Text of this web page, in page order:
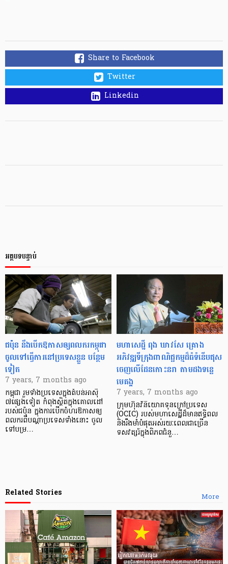
Share to Facebook
Twitter
Linkedin
អត្ថបទបន្ទាប់
ជប៉ុន នឹងបើកឱកាសឲ្យពលករកម្ពុជា
ចូលទៅធ្វើការនៅប្រទេសខ្លួន បន្ថែម
ទៀត
7 years, 7 months ago
កម្ពុជា រួមទាំងប្រទេសក្នុងតំបន់អាស៊ី
៧ផ្សេងទៀត កំពុងស្ថិតក្នុងគោលដៅ
របស់ជប៉ុន ក្នុងការបើកចំហរឱកាសឲ្យ
ពលករពីបណ្ដា​ប្រទេស​ទាំងនោះ ចូល
ទៅបម្រ…
មហាសេដ្ឋី ពុង ឃាវសែ គ្រោង​
អភិវឌ្ឍ​ទីក្រុង​ពាណិជ្ជកម្ម​ដ៏​ធំ​ទំនើប​ផុស​
ចេញ​លើ​ដែន​កោះនរា តាម​ដង​ទន្លេ​
មេគង្គ
7 years, 7 months ago
ក្រុមហ៊ុន​វិនិយោគ​ទុន​ក្រៅ​ប្រទេស
(OCIC) របស់​មហាសេដ្ឋី​ដ៏​មាន​ឥទ្ធិពល​
និង​រឹងមាំ​បំផុត​អស់​រយៈពេល​ជា​ច្រើន​
ទសវត្សរ៍​ក្នុង​ពិភព​ជំនួ…
More
Related Stories